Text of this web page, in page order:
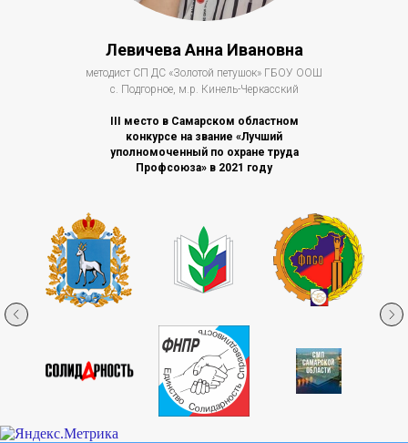
Левичева Анна Ивановна
методист СП ДС «Золотой петушок» ГБОУ ООШ
с. Подгорное, м.р. Кинель-Черкасский
III место в Самарском областном
конкурсе на звание «Лучший
уполномоченный по охране труда
Профсоюза» в 2021 году